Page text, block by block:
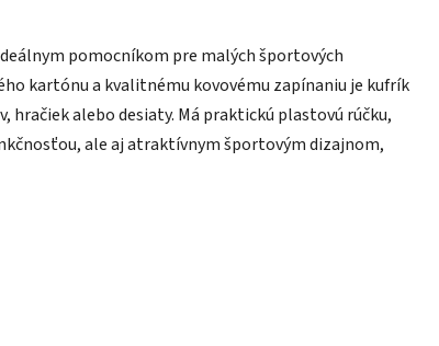
pomocníkom pre malých športových
kartónu a kvalitnému kovovému zapínaniu je kufrík
hračiek alebo desiaty. Má praktickú plastovú rúčku,
ale aj atraktívnym športovým dizajnom,